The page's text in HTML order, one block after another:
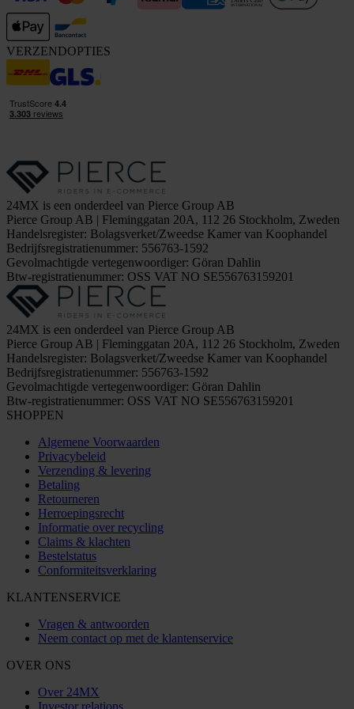
VERZENDOPTIES
24MX is een onderdeel van Pierce Group AB
Pierce Group AB | Fleminggatan 20A, 112 26 Stockholm, Zweden
Handelsregister: Bolagsverket/Zweedse Kamer van Koophandel
Bedrijfsregistratienummer: 556763-1592
Gevolmachtigde vertegenwoordiger: Göran Dahlin
Btw-registratienummer: OSS VAT NO SE556763159201
24MX is een onderdeel van Pierce Group AB
Pierce Group AB | Fleminggatan 20A, 112 26 Stockholm, Zweden
Handelsregister: Bolagsverket/Zweedse Kamer van Koophandel
Bedrijfsregistratienummer: 556763-1592
Gevolmachtigde vertegenwoordiger: Göran Dahlin
Btw-registratienummer: OSS VAT NO SE556763159201
SHOPPEN
Algemene Voorwaarden
Privacybeleid
Verzending & levering
Betaling
Retourneren
Herroepingsrecht
Informatie over recycling
Claims & klachten
Bestelstatus
Conformiteitsverklaring
KLANTENSERVICE
Vragen & antwoorden
Neem contact op met de klantenservice
OVER ONS
Over 24MX
Investor relations